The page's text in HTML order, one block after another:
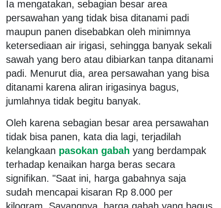
Ia mengatakan, sebagian besar area
persawahan yang tidak bisa ditanami padi
maupun panen disebabkan oleh minimnya
ketersediaan air irigasi, sehingga banyak sekali
sawah yang bero atau dibiarkan tanpa ditanami
padi. Menurut dia, area persawahan yang bisa
ditanami karena aliran irigasinya bagus,
jumlahnya tidak begitu banyak.
Oleh karena sebagian besar area persawahan
tidak bisa panen, kata dia lagi, terjadilah
kelangkaan pasokan gabah yang berdampak
terhadap kenaikan harga beras secara
signifikan. "Saat ini, harga gabahnya saja
sudah mencapai kisaran Rp 8.000 per